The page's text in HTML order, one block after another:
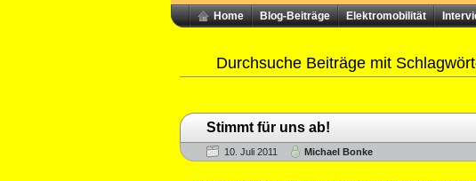
Home Blog-Beiträge Elektromobilität
Durchsuche Beiträge mit
Stimmt für uns ab!
10. Juli 2011 Michael Bonke